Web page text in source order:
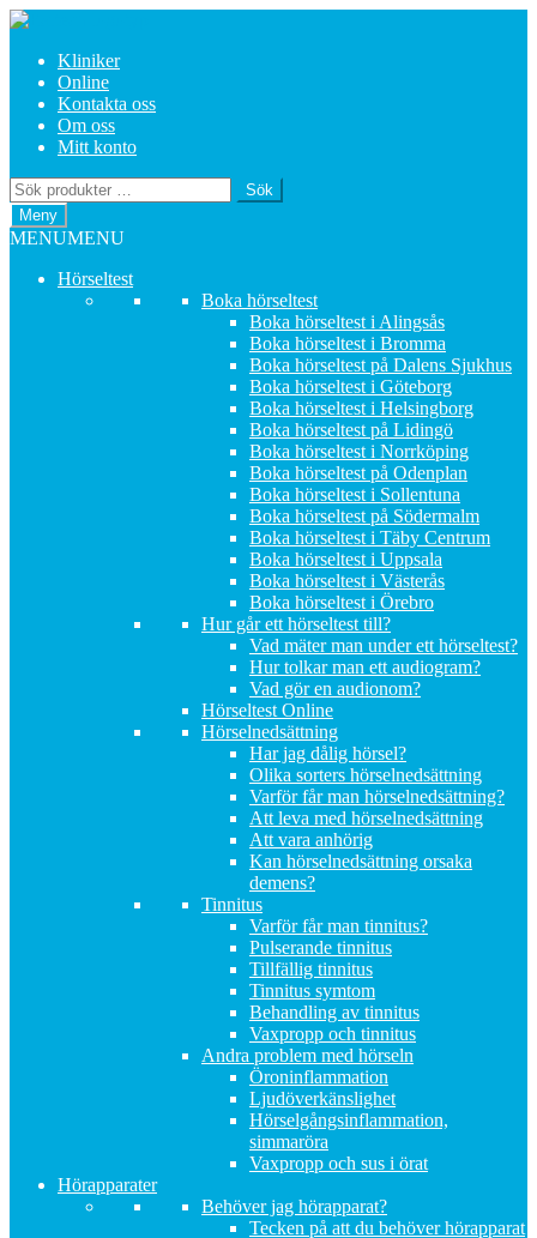
Hoppa
navigering
Hoppa
innehållKliniker
Online
Kontakta oss
Om oss
Mitt konto
Sök
efter:
Sök
Meny
MENUMENU
Hörseltest
Boka hörseltest
Boka hörseltest i Alingsås
Boka hörseltest i Bromma
Boka hörseltest på Dalens Sjukhus
Boka hörseltest i Göteborg
Boka hörseltest i Helsingborg
Boka hörseltest på Lidingö
Boka hörseltest i Norrköping
Boka hörseltest på Odenplan
Boka hörseltest i Sollentuna
Boka hörseltest på Södermalm
Boka hörseltest i Täby Centrum
Boka hörseltest i Uppsala
Boka hörseltest i Västerås
Boka hörseltest i Örebro
Hur går ett hörseltest till?
Vad mäter man under ett hörseltest?
Hur tolkar man ett audiogram?
Vad gör en audionom?
Hörseltest Online
Hörselnedsättning
Har jag dålig hörsel?
Olika sorters hörselnedsättning
Varför får man hörselnedsättning?
Att leva med hörselnedsättning
Att vara anhörig
Kan hörselnedsättning orsaka
demens?
Tinnitus
Varför får man tinnitus?
Pulserande tinnitus
Tillfällig tinnitus
Tinnitus symtom
Behandling av tinnitus
Vaxpropp och tinnitus
Andra problem med hörseln
Öroninflammation
Ljudöverkänslighet
Hörselgångsinflammation,
simmaröra
Vaxpropp och sus i örat
Hörapparater
Behöver jag hörapparat?
Tecken på att du behöver hörapparat